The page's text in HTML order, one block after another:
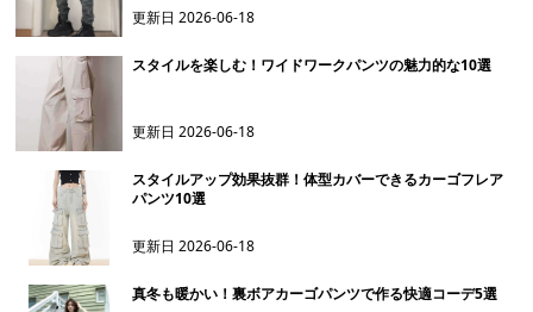
更新日2026-06-18
スタイルを楽しむ！ワイドワークパンツの魅力的な10選
更新日2026-06-18
スタイルアップ効果抜群！体型カバーできるカーゴフレア
パンツ10選
更新日2026-06-18
真冬も暖かい！裏ボアカーゴパンツで作る快適コーデ5選